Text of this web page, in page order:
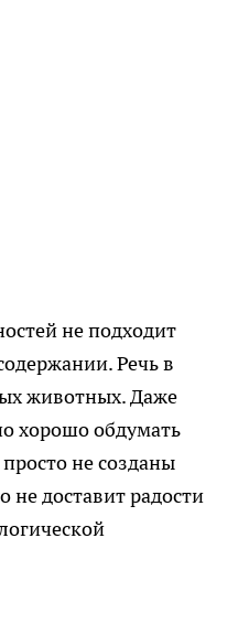
не подходит
Речь в
животных. Даже
хорошо обдумать
не созданы
не доставит радости